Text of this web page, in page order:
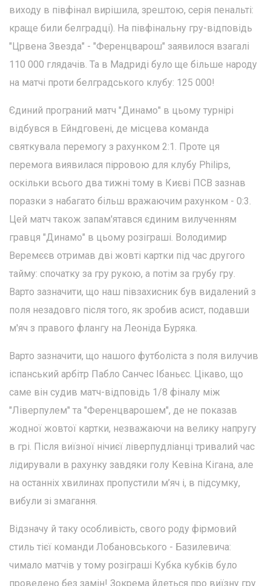
виходу в півфінал вирішила, зрештою, серія пенальті:
краще били белградці). На півфінальну гру-відповідь
"Црвена Звезда" - "Ференцварош" заявилося взагалі
110 000 глядачів. Та в Мадриді було ще більше народу
на матчі проти белградського клубу: 125 000!
Єдиний програний матч "Динамо" в цьому турнірі
відбувся в Ейндговені, де місцева команда
святкувала перемогу з рахунком 2:1. Проте ця
перемога виявилася пірровою для клубу Philips,
оскільки всього два тижні тому в Києві ПСВ зазнав
поразки з набагато більш вражаючим рахунком - 0:3.
Цей матч також запам'ятався єдиним вилученням
гравця "Динамо" в цьому розіграші. Володимир
Веремєєв отримав дві жовті картки під час другого
тайму: спочатку за гру рукою, а потім за грубу гру.
Варто зазначити, що наш півзахисник був видалений з
поля незадовго після того, як зробив асист, подавши
м'яч з правого флангу на Леоніда Буряка.
Варто зазначити, що нашого футболіста з поля вилучив
іспанський арбітр Пабло Санчес Ібаньєс. Цікаво, що
саме він судив матч-відповідь 1/8 фіналу між
"Ліверпулем" та "Ференцварошем", де не показав
жодної жовтої картки, незважаючи на велику напругу
в грі. Після виїзної нічиєї ліверпудліанці тривалий час
лідирували в рахунку завдяки голу Кевіна Кігана, але
на останніх хвилинах пропустили м’яч і, в підсумку,
вибули зі змагання.
Відзначу й таку особливість, свого роду фірмовий
стиль тієї команди Лобановського - Базилевича:
чимало матчів у тому розіграші Кубка кубків було
проведено без замін! Зокрема йдеться про виїзну гру